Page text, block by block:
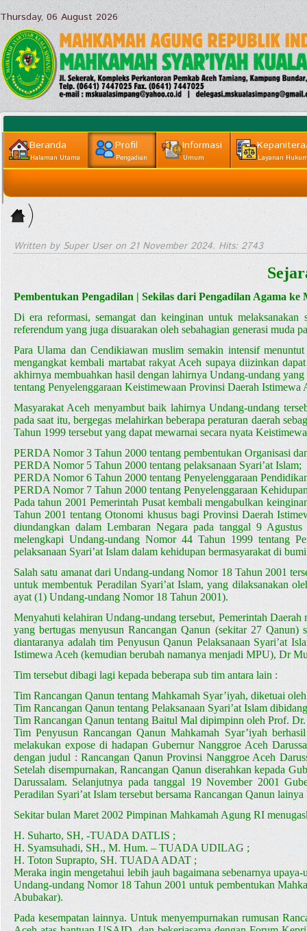
Thursday, 06 August 2026
Beranda
Halaman Utama
Profil
Pengadian
Informasi
Umum Layanan
Informasi
Home
Sejarah
Pengadilan
Written by Super User on 21 November 2024. Hits: 2743
Pembentukan Pengadilan | Sekilas dari Pengadilan Agama
Di era reformasi, semangat dan keinginan untuk
referendum yang juga disuarakan oleh sebahagian generasi muda
Para Ulama dan Cendikiawan muslim semakin intensif
mengangkat kembali martabat rakyat Aceh supaya diizinkan
akhirnya membuahkan hasil dengan lahirnya Undang-undang
tentang Penyelenggaraan Keistimewaan Provinsi Daerah Istimewa
Masyarakat Aceh menyambut baik lahirnya Undang-undang
pada saat itu, bergegas melahirkan beberapa peraturan daerah
Tahun 1999 tersebut yang dapat mewarnai secara nyata
PERDA Nomor 3 Tahun 2000 tentang pembentukan Organisasi
PERDA Nomor 5 Tahun 2000 tentang pelaksanaan Syari’at Islam;
PERDA Nomor 6 Tahun 2000 tentang Penyelenggaraan
PERDA Nomor 7 Tahun 2000 tentang Penyelenggaraan
Pada tahun 2001 Pemerintah Pusat kembali mengabulkan
Tahun 2001 tentang Otonomi khusus bagi Provinsi Daerah
diundangkan dalam Lembaran Negara pada tanggal 9
melengkapi Undang-undang Nomor 44 Tahun 1999 tentang
pelaksanaan Syari’at Islam dalam kehidupan bermasyarakat di
Salah satu amanat dari Undang-undang Nomor 18 Tahun 2001
untuk membentuk Peradilan Syari’at Islam, yang dilaksanakan
ayat (1) Undang-undang Nomor 18 Tahun 2001).
Menyahuti kelahiran Undang-undang tersebut, Pemerintah
yang bertugas menyusun Rancangan Qanun (sekitar 27
diantaranya adalah tim Penyusun Qanun Pelaksanaan
Istimewa Aceh (kemudian berubah namanya menjadi MPU), Dr
Tim tersebut dibagi lagi kepada beberapa sub tim antara lain :
Tim Rancangan Qanun tentang Mahkamah Syar’iyah, diketuai
Tim Rancangan Qanun tentang Pelaksanaan Syari’at Islam
Tim Rancangan Qanun tentang Baitul Mal dipimpinn oleh Prof.
Tim Penyusun Rancangan Qanun Mahkamah Syar’iyah
melakukan expose di hadapan Gubernur Nanggroe Aceh
dengan judul : Rancangan Qanun Provinsi Nanggroe Aceh
Setelah disempurnakan, Rancangan Qanun diserahkan kepada
Darussalam. Selanjutnya pada tanggal 19 November 2001
Peradilan Syari’at Islam tersebut bersama Rancangan Qanun
Sekitar bulan Maret 2002 Pimpinan Mahkamah Agung RI
H. Suharto, SH, -TUADA DATLIS ;
H. Syamsuhadi, SH., M. Hum. – TUADA UDILAG ;
H. Toton Suprapto, SH. TUADA ADAT ;
Meraka ingin mengetahui lebih jauh bagaimana sebenarnya
Undang-undang Nomor 18 Tahun 2001 untuk pembentukan
Abubakar).
Pada kesempatan lainnya. Untuk menyempurnakan rumusan